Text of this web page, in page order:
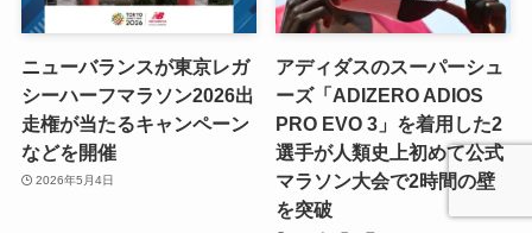
ニューバランスが東京レガ
シーハーフマラソン2026出
走権が当たるキャンペーン
などを開催
2026年5月4日
アディダスのスーパーシュ
ーズ「ADIZERO ADIOS
PRO EVO 3」を着用した2
選手が人類史上初めて公式
マラソン大会で2時間の壁
を突破